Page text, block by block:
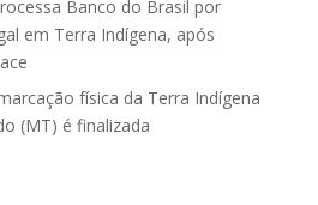
Banco do Brasil por
em Terra Indígena, após
física da Terra Indígena
(MT) é finalizada